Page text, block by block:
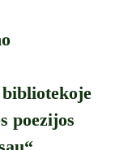
poezijos